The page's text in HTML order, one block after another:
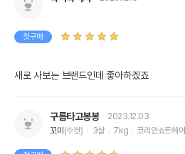
첫구매
새로 사보는 브랜드인데 좋아하겠죠
구름타고봉봉
2023.12.03
꼬미 (수컷) 3살 7kg 코리안쇼트헤어